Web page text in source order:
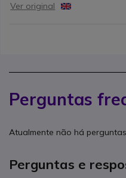
Ver original
Perguntas
Atualmente não há
Perguntas e